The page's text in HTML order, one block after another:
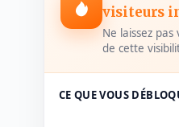
visiteurs
Ne laissez
de cette
CE QUE VOUS